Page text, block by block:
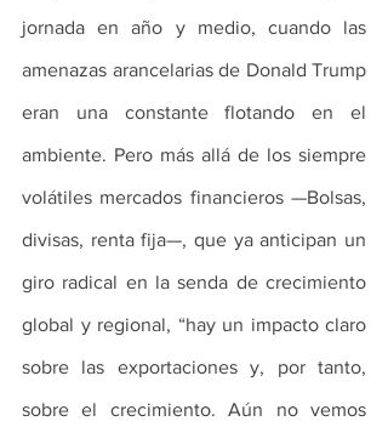
jornada en año y medio, cuando las
amenazas arancelarias de Donald Trump
eran una constante flotando en el
ambiente. Pero más allá de los siempre
volátiles mercados financieros —Bolsas,
divisas, renta fija—, que ya anticipan un
giro radical en la senda de crecimiento
global y regional, “hay un impacto claro
sobre las exportaciones y, por tanto,
sobre el crecimiento. Aún no vemos